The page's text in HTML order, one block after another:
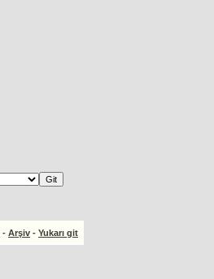
- Arşiv - Yukarı git